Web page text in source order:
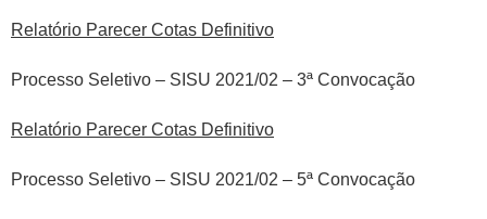
Relatório Parecer Cotas Definitivo
Processo Seletivo – SISU 2021/02 – 3ª Convocação
Relatório Parecer Cotas Definitivo
Processo Seletivo – SISU 2021/02 – 5ª Convocação